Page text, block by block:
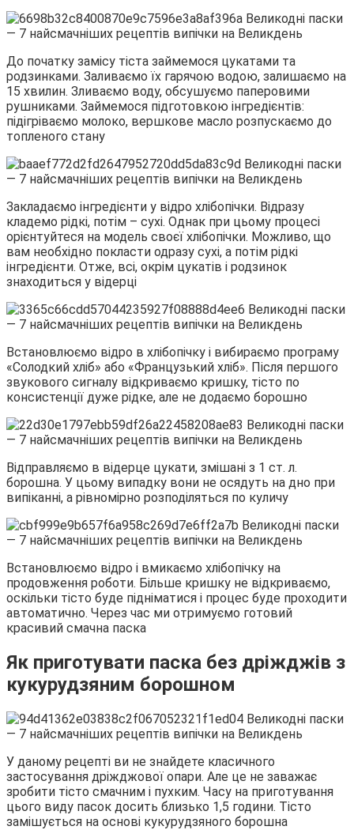
До початку замісу тіста займемося цукатами та
родзинками. Заливаємо їх гарячою водою, залишаємо на
15 хвилин. Зливаємо воду, обсушуємо паперовими
рушниками. Займемося підготовкою інгредієнтів:
підігріваємо молоко, вершкове масло розпускаємо до
топленого стану
Закладаємо інгредієнти у відро хлібопічки. Відразу
кладемо рідкі, потім – сухі. Однак при цьому процесі
орієнтуйтеся на модель своєї хлібопічки. Можливо, що
вам необхідно покласти одразу сухі, а потім рідкі
інгредієнти. Отже, всі, окрім цукатів і родзинок
знаходиться у відерці
Встановлюємо відро в хлібопічку і вибираємо програму
«Солодкий хліб» або «Французький хліб». Після першого
звукового сигналу відкриваємо кришку, тісто по
консистенції дуже рідке, але не додаємо борошно
Відправляємо в відерце цукати, змішані з 1 ст. л.
борошна. У цьому випадку вони не осядуть на дно при
випіканні, а рівномірно розподіляться по куличу
Встановлюємо відро і вмикаємо хлібопічку на
продовження роботи. Більше кришку не відкриваємо,
оскільки тісто буде підніматися і процес буде проходити
автоматично. Через час ми отримуємо готовий
красивий смачна паска
Як приготувати паска без дріжджів з
кукурудзяним борошном
У даному рецепті ви не знайдете класичного
застосування дріжджової опари. Але це не заважає
зробити тісто смачним і пухким. Часу на приготування
цього виду пасок досить близько 1,5 години. Тісто
замішується на основі кукурудзяного борошна